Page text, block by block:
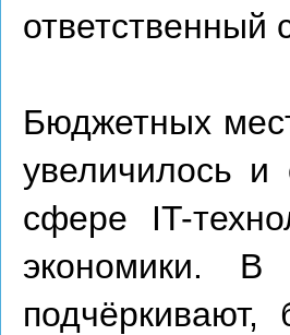
ответственный
Бюджетных
увеличилось
сфере IT-
экономики. В